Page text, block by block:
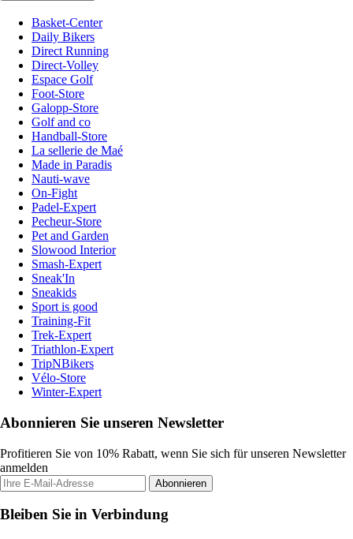
Basket-Center
Daily Bikers
Direct Running
Direct-Volley
Espace Golf
Foot-Store
Galopp-Store
Golf and co
Handball-Store
La sellerie de Maé
Made in Paradis
Nauti-wave
On-Fight
Padel-Expert
Pecheur-Store
Pet and Garden
Slowood Interior
Smash-Expert
Sneak'In
Sneakids
Sport is good
Training-Fit
Trek-Expert
Triathlon-Expert
TripNBikers
Vélo-Store
Winter-Expert
Abonnieren Sie unseren Newsletter
Profitieren Sie von 10% Rabatt, wenn Sie sich für unseren Newsletter
anmelden
Abonnieren
Bleiben Sie in Verbindung